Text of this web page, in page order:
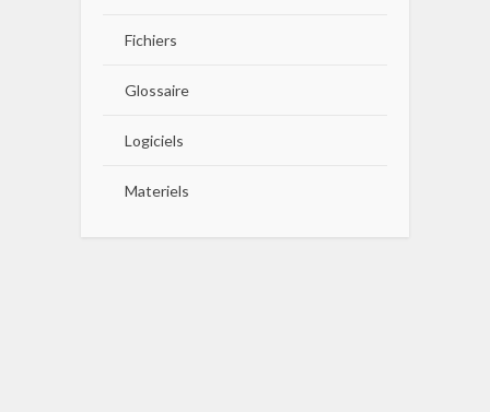
Fichiers
Glossaire
Logiciels
Materiels